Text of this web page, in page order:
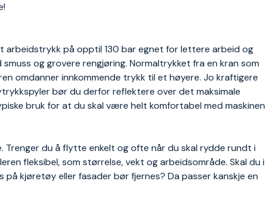
arbeidstrykk på opptil 130 bar egnet for lettere arbeid og
og grovere rengjøring. Normaltrykket fra en kran som
omdanner innkommende trykk til et høyere. Jo kraftigere
bør du derfor reflektere over det maksimale
bruk for at du skal være helt komfortabel med maskinen
Trenger du å flytte enkelt og ofte når du skal rydde rundt i
fleksibel, som størrelse, vekt og arbeidsområde. Skal du i
kjøretøy eller fasader bør fjernes? Da passer kanskje en